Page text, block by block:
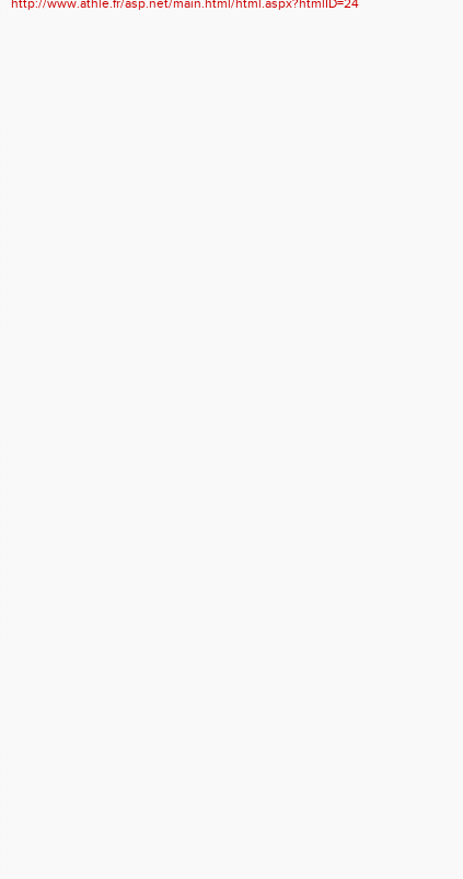
http://www.athle.fr/asp.net/main.html/html.aspx?htmlID=24